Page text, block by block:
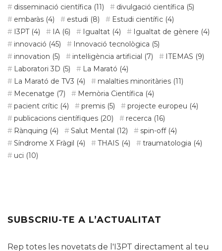
disseminació científica (11) divulgació científica (5)
embaràs (4) estudi (8) Estudi científic (4)
I3PT(4) IA (6) Igualtat (4) Igualtat de gènere (4)
innovació (45) Innovació tecnològica (5)
innovation (5) intel·ligència artificial (7) ITEMAS (9)
Laboratori 3D (5) La Marató (4)
La Marató de TV3 (4) malalties minoritàries (11)
Mecenatge (7) Memòria Científica (4)
pacient crític (4) premis (5) projecte europeu (4)
publicacions científiques (20) recerca (16)
Rànquing (4) Salut Mental (12) spin-off(4)
Síndrome X Fràgil (4) THAIS (4) traumatologia (4)
uci (10)
SUBSCRIU-TE A L’ACTUALITAT
Rep totes les novetats de l'I3PT directament al teu